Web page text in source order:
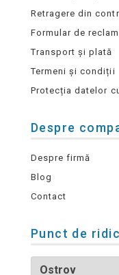
Retragere din
Formular de
Transport și plată
Termeni și condiții
Protecția datelor
Despre
Despre firmă
Blog
Contact
Punct de